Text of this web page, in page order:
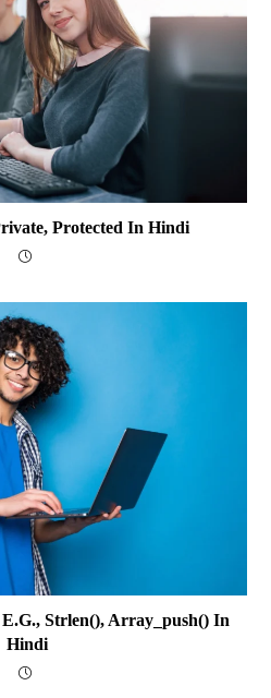
Protected In Hindi
Strlen(), Array_push() In
Hindi